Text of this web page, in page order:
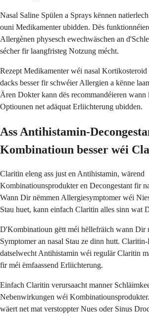
Nasal Saline Spülen a Sprays kënnen
ouni Medikamenter ubidden. Dës
Allergènen physesch ewechwäschen an
sécher fir laangfristeg Notzung mécht.
Rezept Medikamenter wéi nasal
dacks besser fir schwéier Allergien a kënne
Ären Dokter kann dës recommandéieren
Optiounen net adäquat Erliichterung ubidden.
Ass Antihistamin-
Kombinatioun besser wéi
Claritin eleng ass just en Antihistamin, wärend
Kombinatiounsprodukter en Decongestant fir
Wann Dir nëmmen Allergiesymptomer wéi
Stau huet, kann einfach Claritin alles sinn wat
D'Kombinatioun gëtt méi hëllefräich wann Dir
Symptomer an nasal Stau ze dinn hutt.
datselwecht Antihistamin wéi regulär Claritin
fir méi ëmfaassend Erliichterung.
Einfach Claritin verursaacht manner
Nebenwirkungen wéi
wäert net mat verstoppter Nues oder Sinus